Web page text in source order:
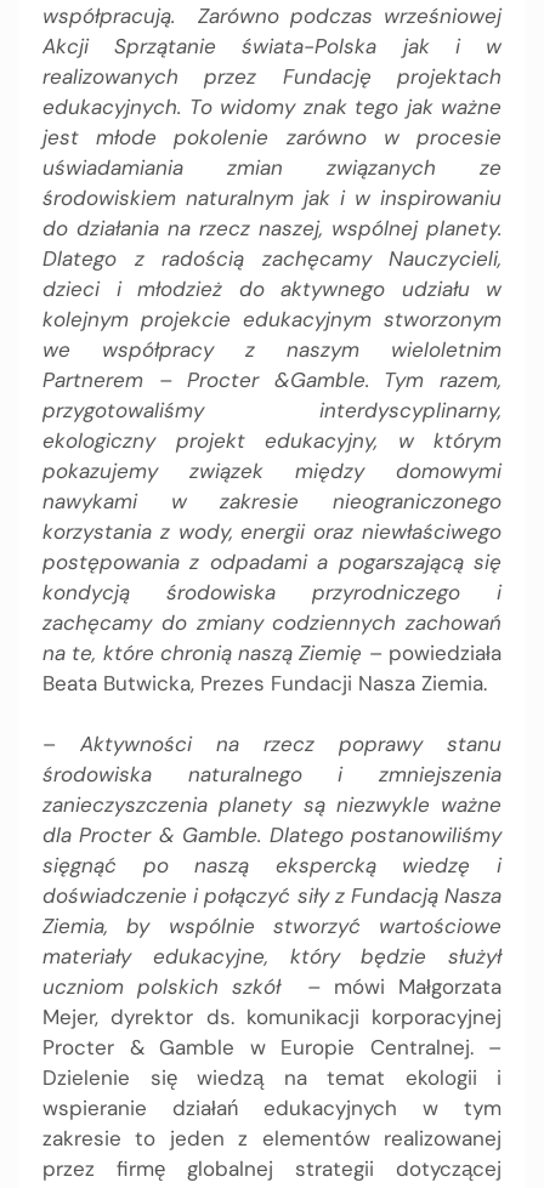
współpracują. Zarówno podczas wrześniowej
Akcji Sprzątanie świata-Polska jak i w
realizowanych przez Fundację projektach
edukacyjnych. To widomy znak tego jak ważne
jest młode pokolenie zarówno w procesie
uświadamiania zmian związanych ze
środowiskiem naturalnym jak i w inspirowaniu
do działania na rzecz naszej, wspólnej planety.
Dlatego z radością zachęcamy Nauczycieli,
dzieci i młodzież do aktywnego udziału w
kolejnym projekcie edukacyjnym stworzonym
we współpracy z naszym wieloletnim
Partnerem – Procter &Gamble. Tym razem,
przygotowaliśmy interdyscyplinarny,
ekologiczny projekt edukacyjny, w którym
pokazujemy związek między domowymi
nawykami w zakresie nieograniczonego
korzystania z wody, energii oraz niewłaściwego
postępowania z odpadami a pogarszającą się
kondycją środowiska przyrodniczego i
zachęcamy do zmiany codziennych zachowań
na te, które chronią naszą Ziemię – powiedziała
Beata Butwicka, Prezes Fundacji Nasza Ziemia.
– Aktywności na rzecz poprawy stanu
środowiska naturalnego i zmniejszenia
zanieczyszczenia planety są niezwykle ważne
dla Procter & Gamble. Dlatego postanowiliśmy
sięgnąć po naszą ekspercką wiedzę i
doświadczenie i połączyć siły z Fundacją Nasza
Ziemia, by wspólnie stworzyć wartościowe
materiały edukacyjne, który będzie służył
uczniom polskich szkół – mówi Małgorzata
Mejer, dyrektor ds. komunikacji korporacyjnej
Procter & Gamble w Europie Centralnej. –
Dzielenie się wiedzą na temat ekologii i
wspieranie działań edukacyjnych w tym
zakresie to jeden z elementów realizowanej
przez firmę globalnej strategii dotyczącej